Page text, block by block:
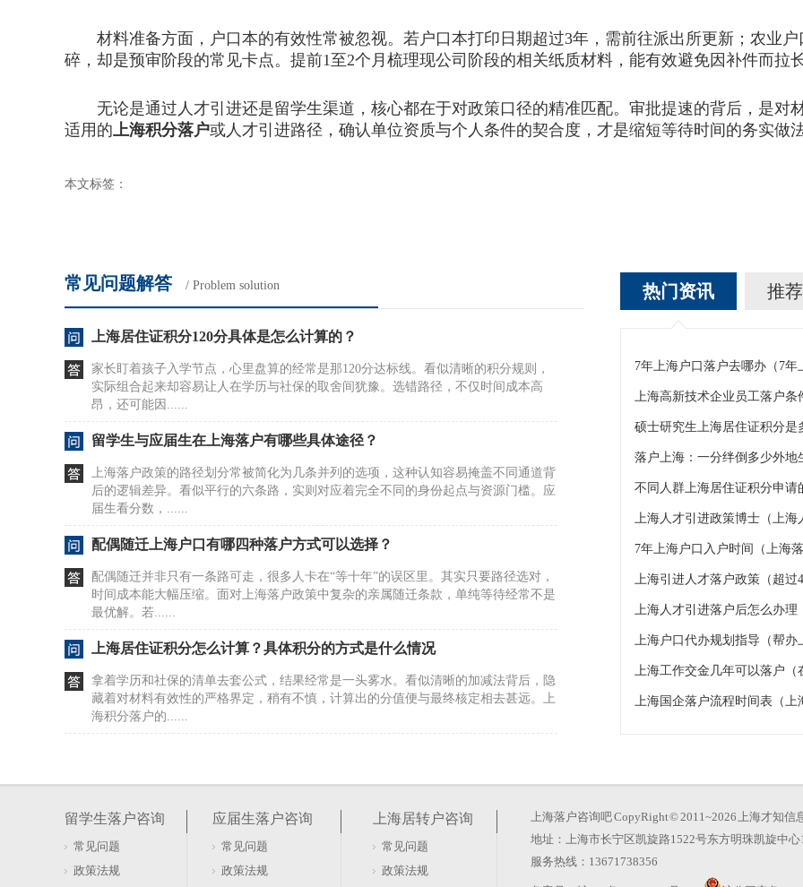
材料准备方面，户口本的有效性常被忽视。若户口本打印日期超过3年，需前往派出所更新；农业户
碎，却是预审阶段的常见卡点。提前1至2个月梳理现公司阶段的相关纸质材料，能有效避免因补件而拉
无论是通过人才引进还是留学生渠道，核心都在于对政策口径的精准匹配。审批提速的背后，是对
适用的上海积分落户或人才引进路径，确认单位资质与个人条件的契合度，才是缩短等待时间的务实做
本文标签：
常见问题解答 / Problem solution
上海居住证积分120分具体是怎么计算的？
家长盯着孩子入学节点，心里盘算的经常是那120分达标线。看似清晰的积分规则，
实际组合起来却容易让人在学历与社保的取舍间犹豫。选错路径，不仅时间成本高
昂，还可能因......
留学生与应届生在上海落户有哪些具体途径？
上海落户政策的路径划分常被简化为几条并列的选项，这种认知容易掩盖不同通道背
后的逻辑差异。看似平行的六条路，实则对应着完全不同的身份起点与资源门槛。应
届生看分数，......
配偶随迁上海户口有哪四种落户方式可以选择？
配偶随迁并非只有一条路可走，很多人卡在“等十年”的误区里。其实只要路径选对，
时间成本能大幅压缩。面对上海落户政策中复杂的亲属随迁条款，单纯等待经常不是
最优解。若......
上海居住证积分怎么计算？具体积分的方式是什么情况
拿着学历和社保的清单去套公式，结果经常是一头雾水。看似清晰的加减法背后，隐
藏着对材料有效性的严格界定，稍有不慎，计算出的分值便与最终核定相去甚远。上
海积分落户的......
很多人盯着社保和劳动合同，以为这是办证的硬门槛。2026年的政策调整却反其道而
本与租赁......
软考证书能否用于上海居住证积分落户办理
热门资讯 推
7年上海户口落户去哪办（7
上海高新技术企业员工落户
硕士研究生上海居住证积分
不同人群上海居住证积分申请
上海人才引进政策博士（上海
7年上海户口入户时间（上海
上海引进人才落户政策（超过
上海人才引进落户后怎么办
上海户口代办规划指导（帮办
上海工作交金几年可以落户
上海国企落户流程时间表（上
留学生落户咨询
常见问题
政策法规
应届生落户咨询
常见问题
政策法规
上海居转户咨询
常见问题
政策法规
上海落户咨询吧CopyRight © 2011~2026 上海才知信
地址：上海市长宁区凯旋路1522号东方明珠凯旋中心
服务热线：13671738356